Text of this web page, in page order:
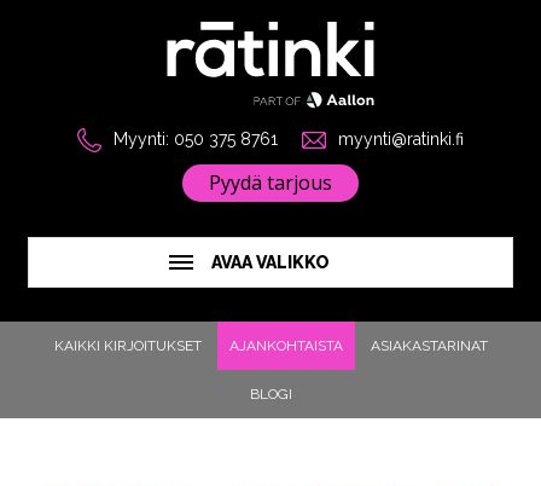
Myynti: 050 375 8761 myynti@ratinki.fi
Pyydä tarjous
AVAA VALIKKO
KAIKKI KIRJOITUKSET AJANKOHTAISTA ASIAKASTARINAT
BLOGI